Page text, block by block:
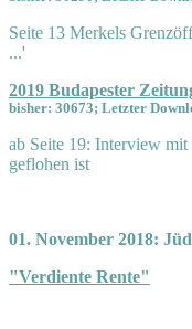
Seite 13 Merkels
...'
2019 Budapester
bisher: 30673; Letzter
ab Seite 19: Interview
geflohen ist
01. November 2018:
"Verdiente Rente"